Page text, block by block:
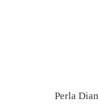
Perla